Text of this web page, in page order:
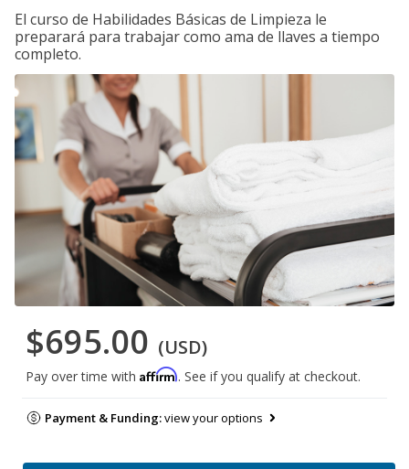
El curso de Habilidades Básicas de Limpieza le
preparará para trabajar como ama de llaves a tiempo
completo.
$695.00 (USD)
Pay over time with Affirm. See if you qualify at checkout.
Payment & Funding:view your options